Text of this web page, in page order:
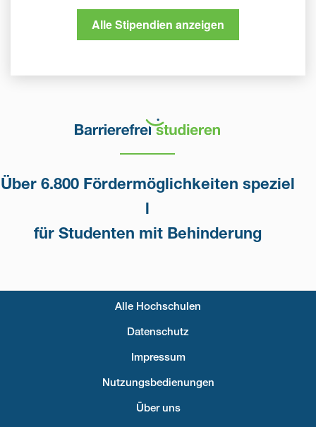
Alle Stipendien anzeigen
Über 6.800 Fördermöglichkeiten speziel
l
für Studenten mit Behinderung
Fußzeilenmenü
Alle Hochschulen
Datenschutz
Impressum
Nutzungsbedienungen
Über uns